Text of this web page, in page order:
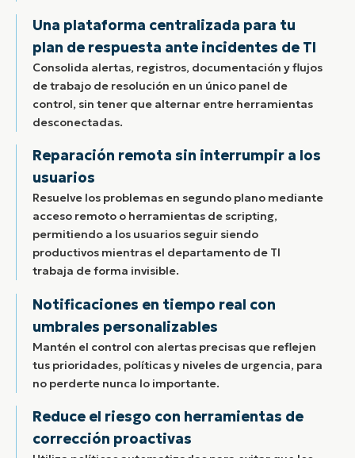
Una plataforma centralizada para tu
plan de respuesta ante incidentes de TI
Consolida alertas, registros, documentación y flujos
de trabajo de resolución en un único panel de
control, sin tener que alternar entre herramientas
desconectadas.
Reparación remota sin interrumpir a los
usuarios
Resuelve los problemas en segundo plano mediante
acceso remoto o herramientas de scripting,
permitiendo a los usuarios seguir siendo
productivos mientras el departamento de TI
trabaja de forma invisible.
Notificaciones en tiempo real con
umbrales personalizables
Mantén el control con alertas precisas que reflejen
tus prioridades, políticas y niveles de urgencia, para
no perderte nunca lo importante.
Reduce el riesgo con herramientas de
corrección proactivas